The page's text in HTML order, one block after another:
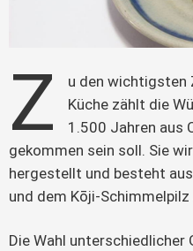
Z
u den wichtigsten
Küche zählt die
1.500 Jahren aus
gekommen sein soll. Sie
hergestellt und besteht
und dem Kōji-
Die Wahl